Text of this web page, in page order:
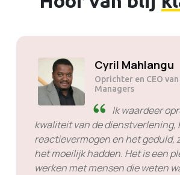
Cyril Mahlangu
Oprichter en CEO
Managers
Ik waardeer
kwaliteit van de dienstverlening,
reactievermogen en het geduld,
het moeilijk hadden. Het is een
werken met mensen die weten